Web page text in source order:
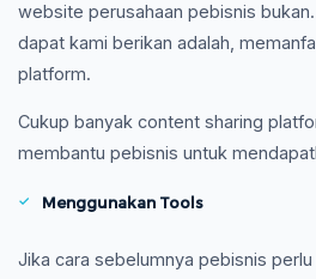
website perusahaan pebisnis
dapat kami berikan adalah,
platform.
Cukup banyak content sharing
membantu pebisnis untuk
Menggunakan Tools
Jika cara sebelumnya pebisnis